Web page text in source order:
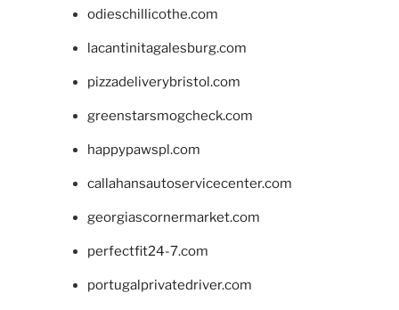
odieschillicothe.com
lacantinitagalesburg.com
pizzadeliverybristol.com
greenstarsmogcheck.com
happypawspl.com
callahansautoservicecenter.com
georgiascornermarket.com
perfectfit24-7.com
portugalprivatedriver.com